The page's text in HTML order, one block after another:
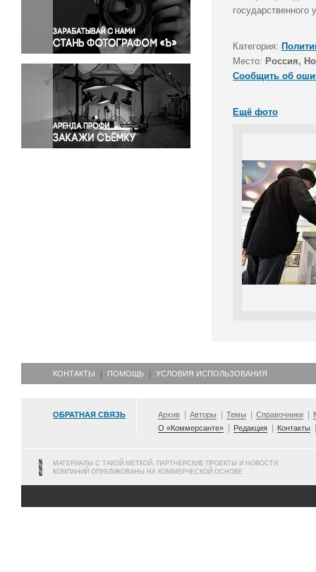
Правосудие
Происшествия и конфликты
Религия
Светская жизнь
Спорт
Экология
Экономика и бизнес
государственного
Категория:
Место: Россия,
Сообщить об
Ещё фото
КОНТАКТЫ ПОМОЩЬ УСЛОВИЯ ИСПОЛЬЗОВАНИЯ
ОБРАТНАЯ СВЯЗЬ Архив Авторы Темы Справочники
О «Коммерсанте»
Редакция Контакты
МАТЕРИАЛЫ С ТАКОЙ МЕТКОЙ, ПАРТНЕРСКИЕ ПРОЕКТЫ И НОВОСТИ
КОМПАНИЙ ОПУБЛИКОВАНЫ НА КОММЕРЧЕСКОЙ ОСНОВЕ